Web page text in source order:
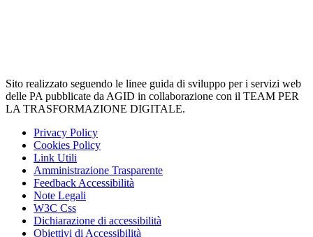
Sito realizzato seguendo le linee guida di sviluppo per i servizi web
delle PA pubblicate da AGID in collaborazione con il TEAM PER
LA TRASFORMAZIONE DIGITALE.
Privacy Policy
Cookies Policy
Link Utili
Amministrazione Trasparente
Feedback Accessibilità
Note Legali
W3C Css
Dichiarazione di accessibilità
Obiettivi di Accessibilità